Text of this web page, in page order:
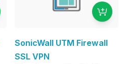
SonicWall UTM Firewall
SSL VPN